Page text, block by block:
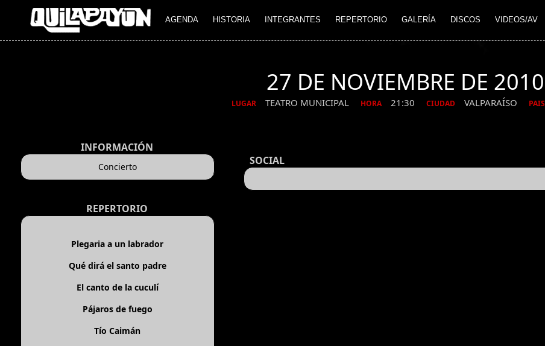
AGENDA HISTORIA INTEGRANTES REPERTORIO GALERÍA DISCOS VIDEOS/AV
27 DE NOVIEMBRE DE 2010
LUGAR TEATRO MUNICIPAL HORA 21:30 CIUDAD VALPARAÍSO PAIS
INFORMACIÓN
Concierto
REPERTORIO
Plegaria a un labrador
Qué dirá el santo padre
El canto de la cuculí
Pájaros de fuego
Tío Caimán
SOCIAL